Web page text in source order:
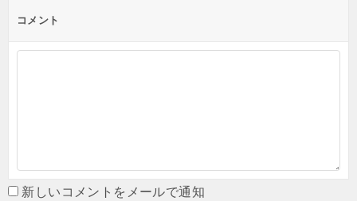
コメント
新しいコメントをメールで通知